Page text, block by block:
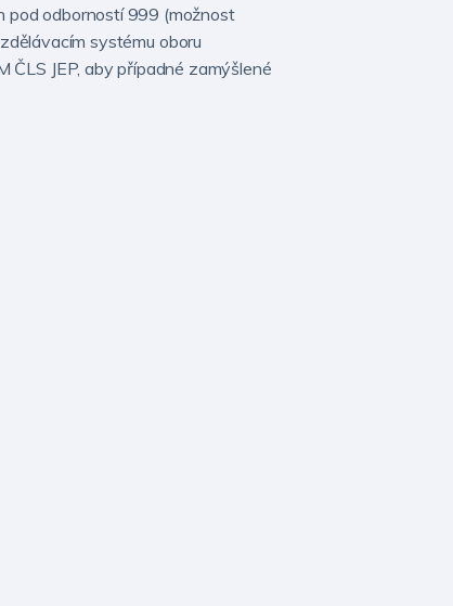
pod odborností 999 (možnost
systému oboru
JEP, aby případné zamýšlené